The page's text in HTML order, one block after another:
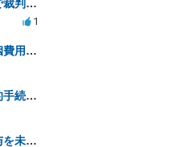
離婚調停不成立後、弁護士なしで裁判を進める方法は？
1
相手が退職している状態で、婚姻費用分担請求は可能でしょうか？
夫のモラハラに対する別居の法的手続き相談
法テラス経由の弁護士が財産分与を未解決のまま放置